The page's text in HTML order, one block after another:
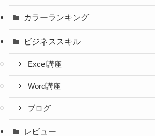
カラーランキング
ビジネススキル
Excel講座
Word講座
ブログ
レビュー